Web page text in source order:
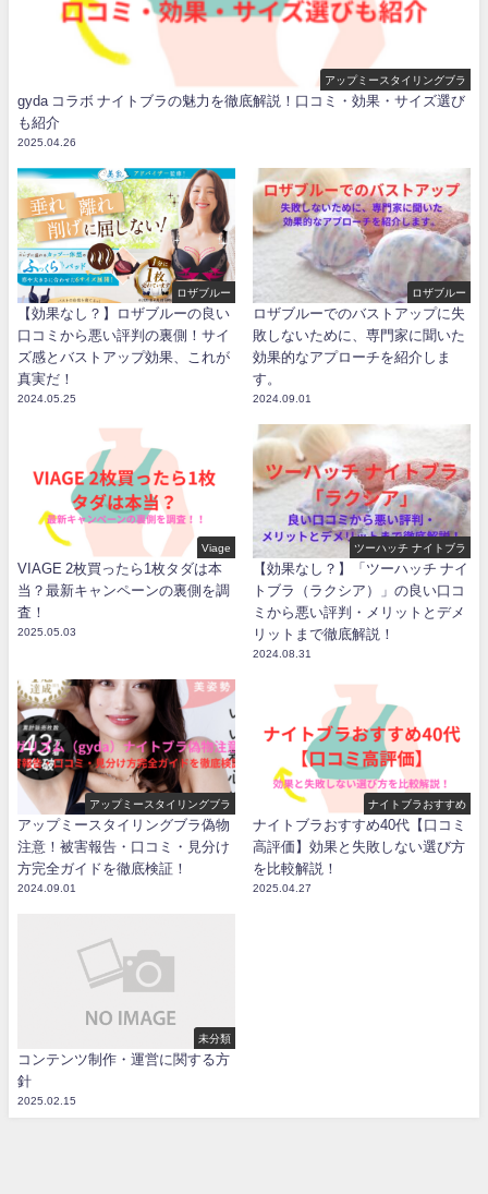
アップミースタイリングブラ
gyda コラボ ナイトブラの魅力を徹底解説！口コミ・効果・サイズ選び
も紹介
2025.04.26
ロザブルー
【効果なし？】ロザブルーの良い
口コミから悪い評判の裏側！サイ
ズ感とバストアップ効果、これが
真実だ！
2024.05.25
ロザブルー
ロザブルーでのバストアップに失
敗しないために、専門家に聞いた
効果的なアプローチを紹介しま
す。
2024.09.01
Viage
VIAGE 2枚買ったら1枚タダは本
当？最新キャンペーンの裏側を調
査！
2025.05.03
ツーハッチ ナイトブラ
【効果なし？】「ツーハッチ ナイ
トブラ（ラクシア）」の良い口コ
ミから悪い評判・メリットとデメ
リットまで徹底解説！
2024.08.31
アップミースタイリングブラ
アップミースタイリングブラ偽物
注意！被害報告・口コミ・見分け
方完全ガイドを徹底検証！
2024.09.01
ナイトブラおすすめ
ナイトブラおすすめ40代【口コミ
高評価】効果と失敗しない選び方
を比較解説！
2025.04.27
未分類
コンテンツ制作・運営に関する方
針
2025.02.15